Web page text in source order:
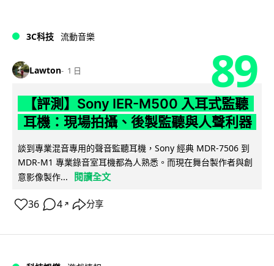
3C科技 流動音樂
Lawton 1 日 89
【評測】Sony IER-M500 入耳式監聽
耳機：現場拍攝、後製監聽與人聲利器
談到專業混音專用的聲音監聽耳機，Sony 經典 MDR-7506 到
MDR-M1 專業錄音室耳機都為人熟悉。而現在舞台製作者與創
意影像製作...
閱讀全文
36 4 ↗ 分享